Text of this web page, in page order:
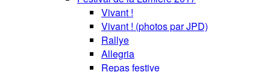
Vivant !
Vivant ! (photos par JPD)
Rallye
Allegria
Repas festive